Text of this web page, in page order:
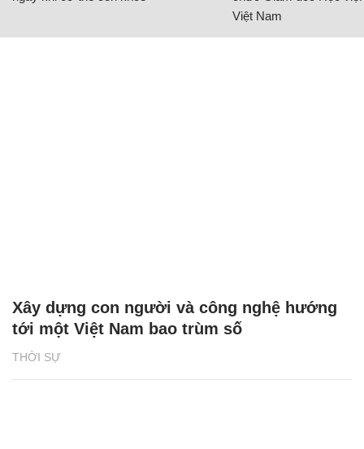
Việt Nam
THỜI SỰ
Xây dựng con người và công nghệ hướng
tới một Việt Nam bao trùm số